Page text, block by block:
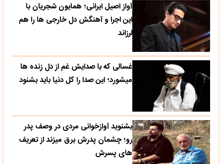
آواز اصیل ایرانی؛ همایون شجریان با
این اجرا و آهنگش دل خارجی ها را هم
لرزاند
غسالی که با صدایش غم از دل زنده ها
میشورد؛ این صدا را کل دنیا باید بشنود
بشنوید آوازخوانی مردی در وصف پدر
رو؛ چشمان پدرش برق میزند از تعریف
های پسرش